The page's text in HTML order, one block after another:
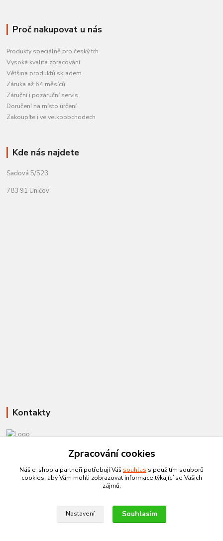
Proč nakupovat u nás
Produkty speciálně pro český trh
Vysoká kvalita zpracování
Většina produktů skladem
Záruka až 64 měsíců
Záruční i pozáruční servis
Doručení na místo určení
Zakoupíte i ve velkoobchodech
Kde nás najdete
Sadová 5/523
783 91 Uničov
Kontakty
info@czechtherm.cz
Zpracování cookies
Náš e-shop a partneři potřebují Váš souhlas s použitím souborů
cookies, aby Vám mohli zobrazovat informace týkající se Vašich
zájmů.
Nastavení Souhlasím